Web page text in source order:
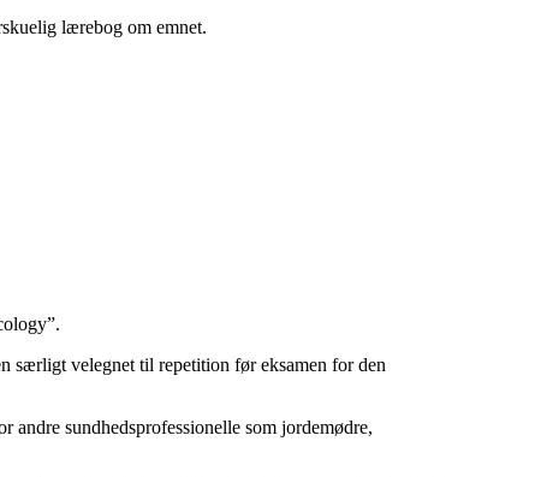
lærebog om emnet.
særligt velegnet til repetition før eksamen for den
sundhedsprofessionelle som jordemødre,